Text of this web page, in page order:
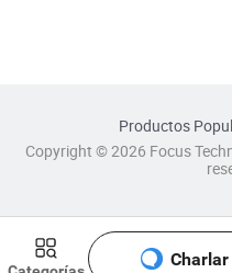
Charlar
Productos
Copyright © 2026 Focus